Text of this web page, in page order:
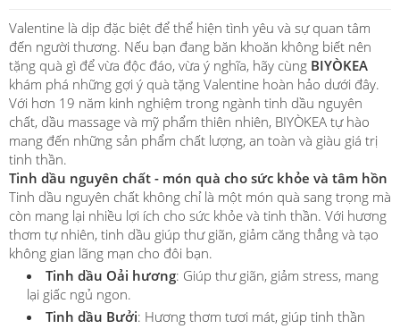
Valentine là dịp đặc biệt để thể hiện tình yêu và sự quan tâm
đến người thương. Nếu bạn đang băn khoăn không biết nên
tặng quà gì để vừa độc đáo, vừa ý nghĩa, hãy cùng BIYÒKEA
khám phá những gợi ý quà tặng Valentine hoàn hảo dưới đây.
Với hơn 19 năm kinh nghiệm trong ngành tinh dầu nguyên
chất, dầu massage và mỹ phẩm thiên nhiên, BIYÒKEA tự hào
mang đến những sản phẩm chất lượng, an toàn và giàu giá trị
tinh thần.
Tinh dầu nguyên chất - món quà cho sức khỏe và tâm hồn
Tinh dầu nguyên chất không chỉ là một món quà sang trọng mà
còn mang lại nhiều lợi ích cho sức khỏe và tinh thần. Với hương
thơm tự nhiên, tinh dầu giúp thư giãn, giảm căng thẳng và tạo
không gian lãng mạn cho đôi bạn.
Tinh dầu Oải hương: Giúp thư giãn, giảm stress, mang
lại giấc ngủ ngon.
Tinh dầu Bưởi: Hương thơm tươi mát, giúp tinh thần